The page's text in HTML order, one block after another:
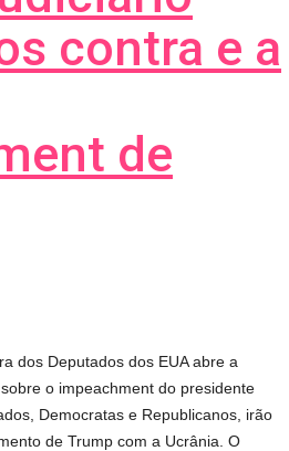
contra e a
de
dos Deputados dos EUA abre a
o impeachment do presidente
Democratas e Republicanos, irão
de Trump com a Ucrânia. O